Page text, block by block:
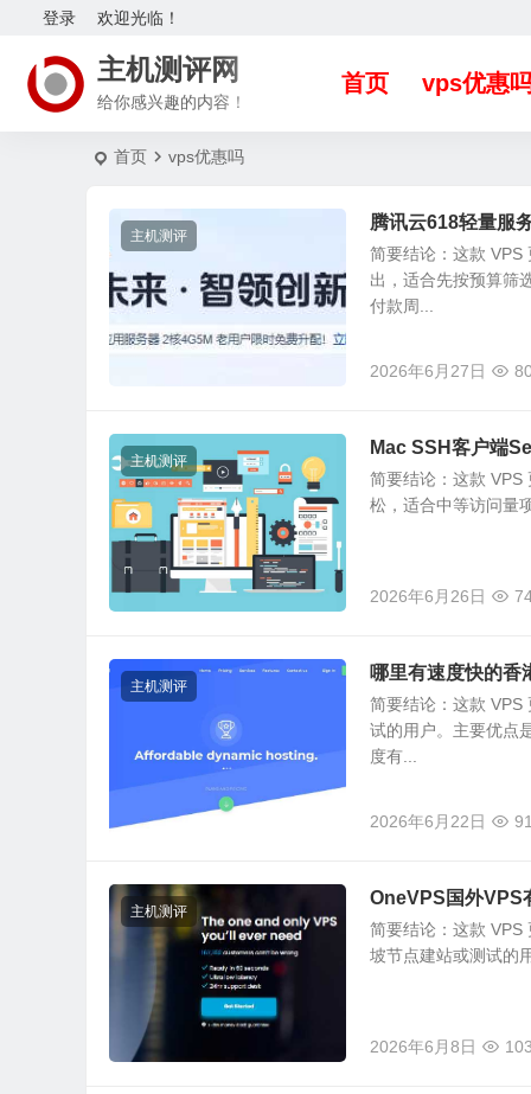
欢迎光临！
登录
主机测评网
给你感兴趣的内容！
首页 vps优惠
首页 vps优惠吗
主机测评
腾讯云618轻量服
简要结论：这款 VPS
出，适合先按预算筛
付款周...
2026年6月27日
主机测评
Mac SSH客户端
简要结论：这款 VPS
松，适合中等访问量
2026年6月26日
主机测评
哪里有速度快的香
简要结论：这款 VPS
试的用户。主要优点
度有...
2026年6月22日
主机测评
OneVPS国外VPS
简要结论：这款 VPS
坡节点建站或测试的
2026年6月8日